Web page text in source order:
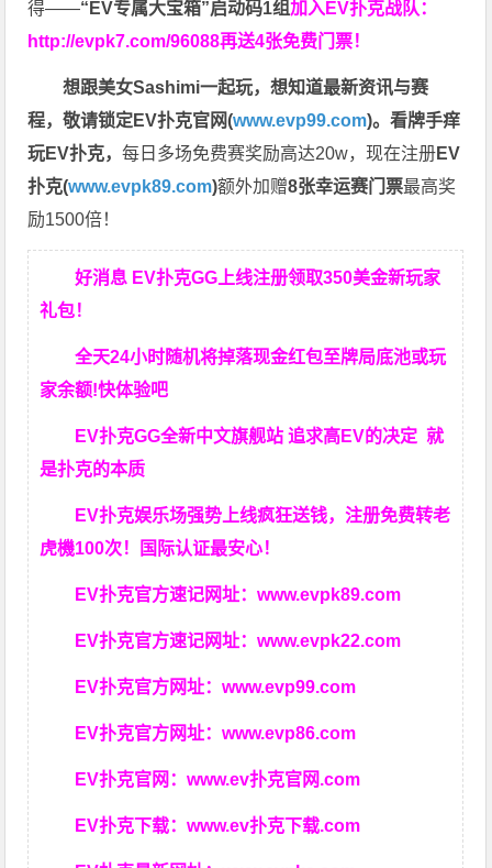
得——“EV专属大宝箱”启动码1组加入EV扑克战队：
http://evpk7.com/96088再送4张免费门票！
想跟美女Sashimi一起玩，想知道最新资讯与赛
程，敬请锁定EV扑克官网(www.evp99.com)。看牌手痒
玩EV扑克，每日多场免费赛奖励高达20w，现在注册EV
扑克(www.evpk89.com)额外加赠8张幸运赛门票最高奖
励1500倍！
好消息 EV扑克GG上线注册领取350美金新玩家
礼包！
全天24小时随机将掉落现金红包至牌局底池或玩
家余额!快体验吧
EV扑克GG全新中文旗舰站 追求高EV的决定就
是扑克的本质
EV扑克娱乐场强势上线疯狂送钱，注册免费转老
虎機100次！国际认证最安心！
EV扑克官方速记网址：www.evpk89.com
EV扑克官方速记网址：www.evpk22.com
EV扑克官方网址：www.evp99.com
EV扑克官方网址：www.evp86.com
EV扑克官网：www.ev扑克官网.com
EV扑克下载：www.ev扑克下载.com